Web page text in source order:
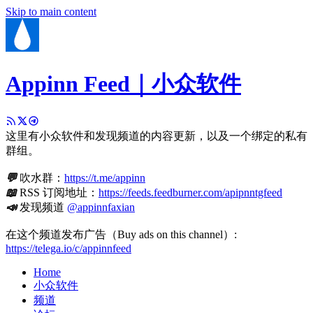
Skip to main content
Appinn Feed｜小众软件
这里有小众软件和发现频道的内容更新，以及一个绑定的私有
群组。
💬吹水群： https://t.me/appinn
📖RSS 订阅地址： https://feeds.feedburner.com/apipnntgfeed
📣发现频道 @appinnfaxian
在这个频道发布广告（Buy ads on this channel）:
https://telega.io/c/appinnfeed
Home
小众软件
频道